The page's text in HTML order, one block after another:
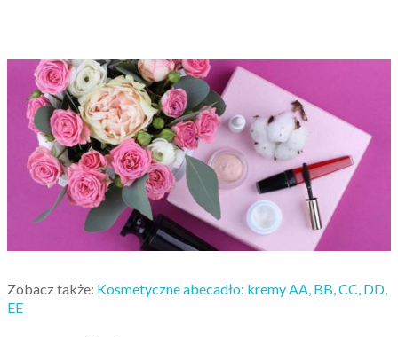
Zobacz także: Kosmetyczne abecadło: kremy AA, BB, CC, DD,
EE